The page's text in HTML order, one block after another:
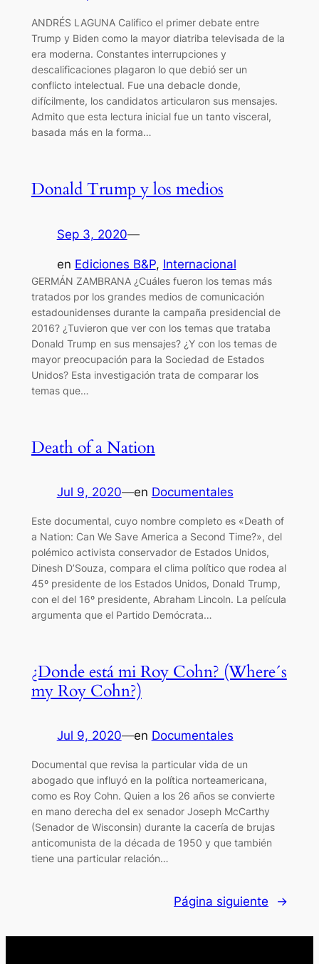
ANDRÉS LAGUNA Califico el primer debate entre
Trump y Biden como la mayor diatriba televisada de la
era moderna. Constantes interrupciones y
descalificaciones plagaron lo que debió ser un
conflicto intelectual. Fue una debacle donde,
difícilmente, los candidatos articularon sus mensajes.
Admito que esta lectura inicial fue un tanto visceral,
basada más en la forma…
Donald Trump y los medios
Sep 3, 2020—
en Ediciones B&P, Internacional
GERMÁN ZAMBRANA ¿Cuáles fueron los temas más
tratados por los grandes medios de comunicación
estadounidenses durante la campaña presidencial de
2016? ¿Tuvieron que ver con los temas que trataba
Donald Trump en sus mensajes? ¿Y con los temas de
mayor preocupación para la Sociedad de Estados
Unidos? Esta investigación trata de comparar los
temas que…
Death of a Nation
Jul 9, 2020—en Documentales
Este documental, cuyo nombre completo es «Death of
a Nation: Can We Save America a Second Time?», del
polémico activista conservador de Estados Unidos,
Dinesh D’Souza, compara el clima político que rodea al
45º presidente de los Estados Unidos, Donald Trump,
con el del 16º presidente, Abraham Lincoln. La película
argumenta que el Partido Demócrata…
¿Donde está mi Roy Cohn? (Where´s
my Roy Cohn?)
Jul 9, 2020—en Documentales
Documental que revisa la particular vida de un
abogado que influyó en la política norteamericana,
como es Roy Cohn. Quien a los 26 años se convierte
en mano derecha del ex senador Joseph McCarthy
(Senador de Wisconsin) durante la cacería de brujas
anticomunista de la década de 1950 y que también
tiene una particular relación…
Página siguiente →